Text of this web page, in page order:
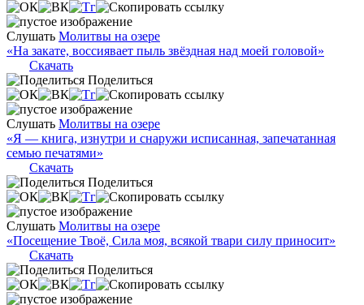
Слушать Молитвы на озере
«На закате, воссиявает пыль звёздная над моей головой»
Скачать
Поделиться
Слушать Молитвы на озере
«Я — книга, изнутри и снаружи исписанная, запечатанная
семью печатями»
Скачать
Поделиться
Слушать Молитвы на озере
«Посещение Твоё, Сила моя, всякой твари силу приносит»
Скачать
Поделиться